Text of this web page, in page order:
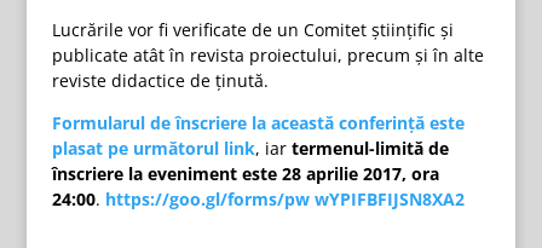
Lucrările vor fi verificate de un Comitet ştiinţific şi
publicate atât în revista proiectului, precum şi în alte
reviste didactice de ţinută.
Formularul de înscriere la această conferinţă este
plasat pe următorul link, iartermenul-limită de
înscriere la eveniment este 28 aprilie 2017, ora
24:00. https://goo.gl/forms/pw wYPIFBFIJSN8XA2